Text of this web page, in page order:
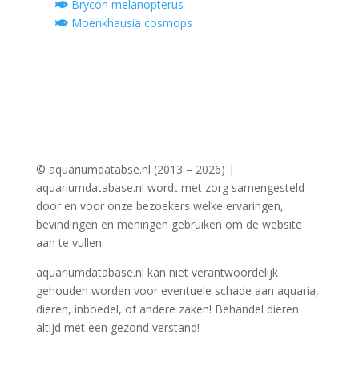
Brycon melanopterus
Moenkhausia cosmops
© aquariumdatabse.nl (2013 – 2026) |
aquariumdatabase.nl wordt met zorg samengesteld
door en voor onze bezoekers welke ervaringen,
bevindingen en meningen gebruiken om de website
aan te vullen.
aquariumdatabase.nl kan niet verantwoordelijk
gehouden worden voor eventuele schade aan aquaria,
dieren, inboedel, of andere zaken! Behandel dieren
altijd met een gezond verstand!